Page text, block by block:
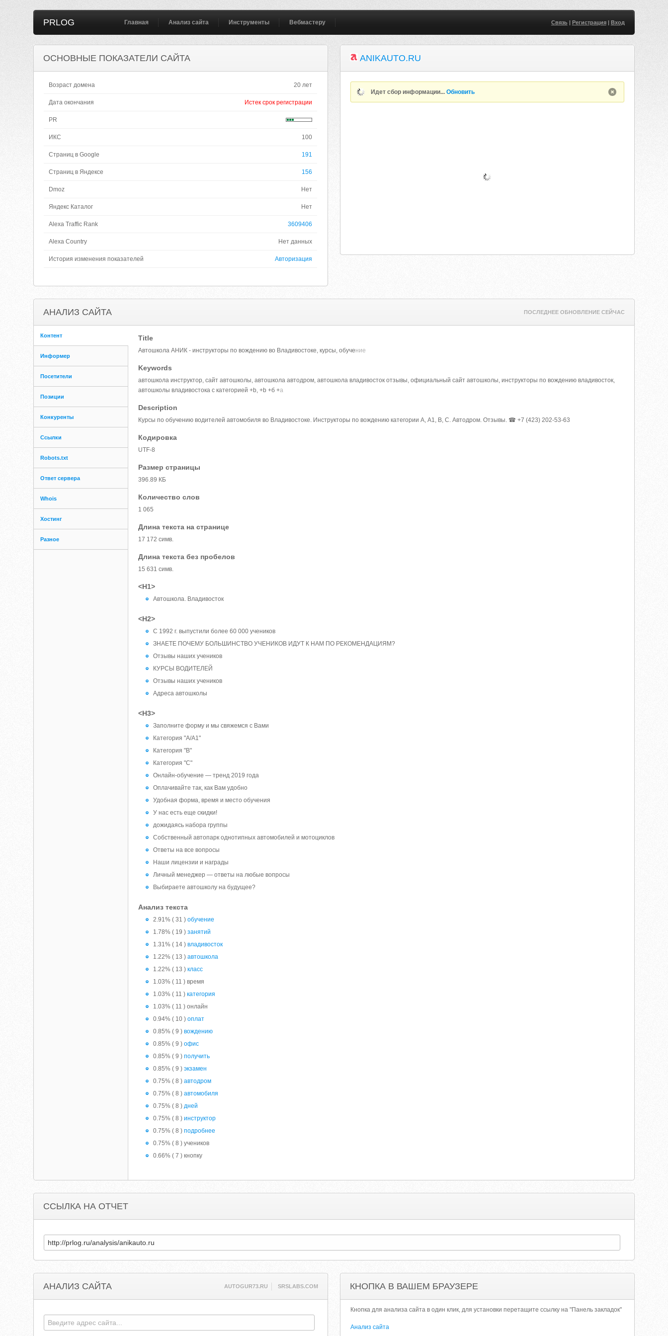
PRLOG Главная Анализ сайта Инструменты Вебмастеру Связь| Регистрация| Вход
ОСНОВНЫЕ ПОКАЗАТЕЛИ САЙТА
Возраст домена 20 лет
Дата окончания Истек срок регистрации
PR
ИКС 100
Страниц в Google 191
Страниц в Яндексе 156
Dmoz Нет
Яндекс Каталог Нет
Alexa Traffic Rank 3609406
Alexa Country Нет данных
История изменения показателей Авторизация
ANIKAUTO.RU
Идет сбор информации...Обновить
АНАЛИЗ САЙТА ПОСЛЕДНЕЕ ОБНОВЛЕНИЕ СЕЙЧАС
Контент
Информер
Посетители
Позиции
Конкуренты
Ссылки
Robots.txt
Ответ сервера
Whois
Хостинг
Разное
Title
Автошкола АНИК - инструкторы по вождению во Владивостоке, курсы, обучение
Keywords
автошкола инструктор, сайт автошколы, автошкола автодром, автошкола владивосток отзывы, официальный сайт автошколы, инструкторы по вождению владивосток,
автошколы владивостока с категорией +b, +b +б +а
Description
Курсы по обучению водителей автомобиля во Владивостоке. Инструкторы по вождению категории А, А1, В, С. Автодром. Отзывы. ☎ +7 (423) 202-53-63
Кодировка
UTF-8
Размер страницы
396.89 КБ
Количество слов
1 065
Длина текста на странице
17 172 симв.
Длина текста без пробелов
15 631 симв.
<H1>
Автошкола. Владивосток
<H2>
С 1992 г. выпустили более 60 000 учеников
ЗНАЕТЕ ПОЧЕМУ БОЛЬШИНСТВО УЧЕНИКОВ ИДУТ К НАМ ПО РЕКОМЕНДАЦИЯМ?
Отзывы наших учеников
КУРСЫ ВОДИТЕЛЕЙ
Отзывы наших учеников
Адреса автошколы
<H3>
Заполните форму и мы свяжемся с Вами
Категория "А/А1"
Категория "B"
Категория "C"
Онлайн-обучение — тренд 2019 года
Оплачивайте так, как Вам удобно
Удобная форма, время и место обучения
У нас есть еще скидки!
дожидаясь набора группы
Собственный автопарк однотипных автомобилей и мотоциклов
Ответы на все вопросы
Наши лицензии и награды
Личный менеджер — ответы на любые вопросы
Выбираете автошколу на будущее?
Анализ текста
2.91% ( 31 )обучение
1.78% ( 19 )занятий
1.31% ( 14 )владивосток
1.22% ( 13 )автошкола
1.22% ( 13 )класс
1.03% ( 11 ) время
1.03% ( 11 )категория
1.03% ( 11 ) онлайн
0.94% ( 10 )оплат
0.85% ( 9 )вождению
0.85% ( 9 )офис
0.85% ( 9 )получить
0.85% ( 9 )экзамен
0.75% ( 8 )автодром
0.75% ( 8 )автомобиля
0.75% ( 8 )дней
0.75% ( 8 )инструктор
0.75% ( 8 )подробнее
0.75% ( 8 ) учеников
0.66% ( 7 ) кнопку
ССЫЛКА НА ОТЧЕТ
АНАЛИЗ САЙТА AUTOGUR73.RU SRSLABS.COM КНОПКА В ВАШЕМ БРАУЗЕРЕ
Кнопка для анализа сайта в один клик, для установки перетащите ссылку на "Панель закладок"
Анализ сайта